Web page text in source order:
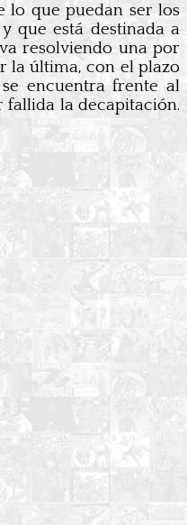
lo que puedan ser los
que está destinada a
resolviendo una por
la última, con el plazo
encuentra frente al
fallida la decapitación.